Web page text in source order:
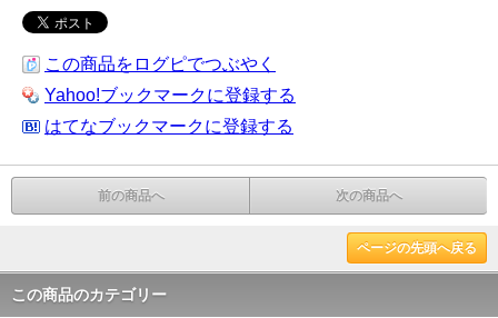
この商品をログピでつぶやく
Yahoo!ブックマークに登録する
はてなブックマークに登録する
前の商品へ 次の商品へ
ページの先頭へ戻る
この商品のカテゴリー